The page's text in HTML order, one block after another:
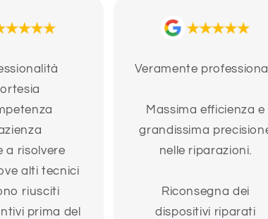
a risolvere
alti tecnici
riusciti
prima del
Veramente
Massima efficienza e
grandissima
nelle riparazioni.
Riconsegna dei
dispositivi riparati